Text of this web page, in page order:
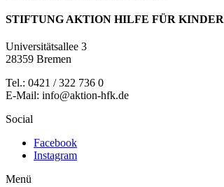
STIFTUNG AKTION HILFE FÜR KINDER
Universitätsallee 3
28359 Bremen
Tel.: 0421 / 322 736 0
E-Mail: info@aktion-hfk.de
Social
Facebook
Instagram
Menü